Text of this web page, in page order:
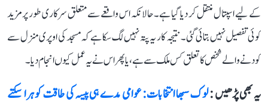
کے لیے اسپتال منتقل کر دیا گیا ہے۔ حالانکہ اس واقعے سے متعلق سرکاری طور پر مزید
کوئی تفصیل نہیں بتائی گئی۔ نتیجہ کار یہ پتہ نہیں لگ سکا ہے کہ مسجد کی اوپری منزل سے
کودنے والے شخص کا تعلق کس ملک سے ہے، یا پھر اس نے یہ عمل کیوں انجام دیا۔
یہ بھی پڑھیں :لوک سبھا انتخابات: عوامی مدے ہی پیسہ کی طاقت کو ہرا سکتے